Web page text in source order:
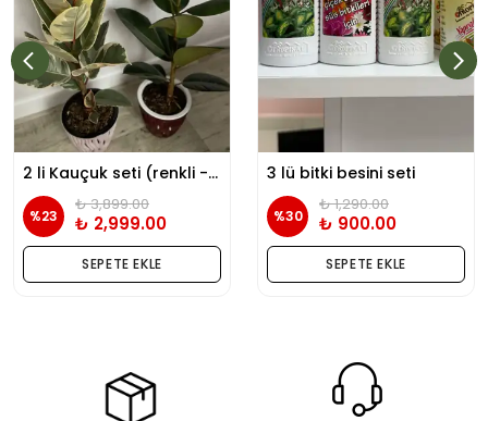
2 li Kauçuk seti (renkli - yeşil kauçuk) tek köklü
%23
₺ 3,899.00
₺ 2,999.00
SEPETE EKLE
3 lü bitki besini seti
%30
₺ 1,290.00
₺ 900.00
SEPETE EKLE